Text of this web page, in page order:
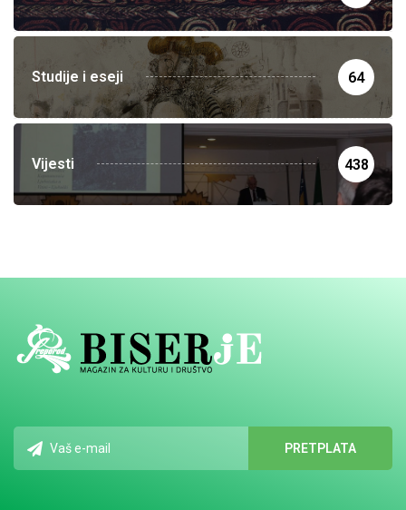
Studije i eseji 64
Vijesti 438